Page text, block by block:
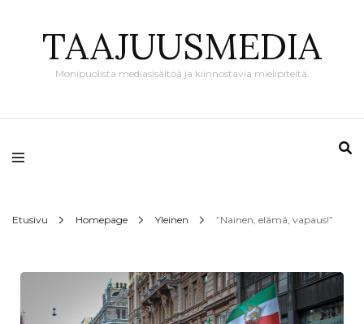
TAAJUUSMEDIA
Monipuolista mediasisältöä ja kiinnostavia mielipiteitä.
Etusivu Homepage Yleinen ”Nainen, elämä, vapaus!”